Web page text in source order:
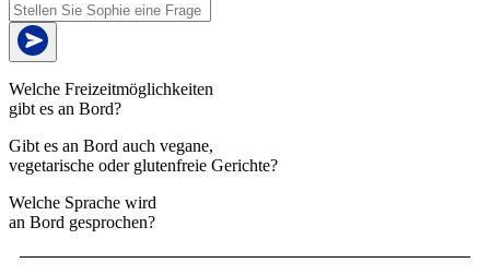
Welche Freizeitmöglichkeiten
gibt es an Bord?
Gibt es an Bord auch vegane,
vegetarische oder glutenfreie Gerichte?
Welche Sprache wird
an Bord gesprochen?